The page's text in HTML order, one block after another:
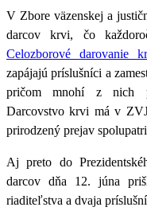
V Zbore väzenskej a
darcov krvi, čo
Celozborové darovanie
zapájajú príslušníci a
pričom mnohí z nich
Darcovstvo krvi má v
prirodzený prejav
Aj preto do
darcov dňa 12. júna
riaditeľstva a dvaja